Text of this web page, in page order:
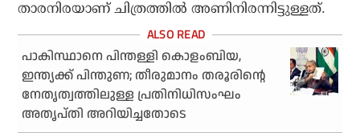
താരനിരയാണ് ചിത്രത്തില്‍ അണിനിരന്നിട്ടുള്ളത്.
പാകിസ്ഥാനെ പിന്തള്ളി കൊളംബിയ,
ഇന്ത്യക്ക് പിന്തുണ; തീരുമാനം തരൂരിന്റെ
നേതൃത്വത്തിലുള്ള പ്രതിനിധിസംഘം
അതൃപ്തി അറിയിച്ചതോടെ